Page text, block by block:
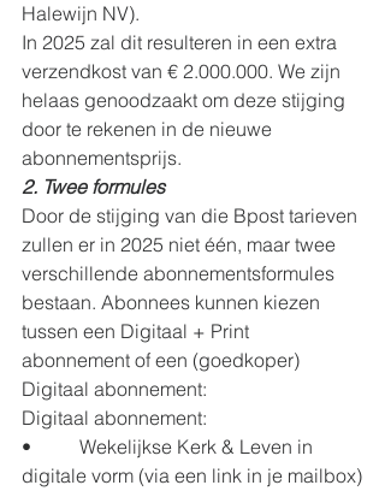
Halewijn NV).
In 2025 zal dit resulteren in een extra
verzendkost van € 2.000.000. We zijn
helaas genoodzaakt om deze stijging
door te rekenen in de nieuwe
abonnementsprijs.
2. Twee formules
Door de stijging van die Bpost tarieven
zullen er in 2025 niet één, maar twee
verschillende abonnementsformules
bestaan. Abonnees kunnen kiezen
tussen een Digitaal + Print
abonnement of een (goedkoper)
Digitaal abonnement:
Digitaal abonnement:
•          Wekelijkse Kerk & Leven in
digitale vorm (via een link in je mailbox)